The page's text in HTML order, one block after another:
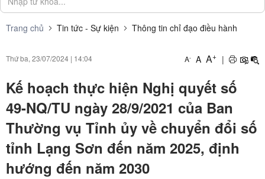
Trang chủ Tin tức - Sự kiện Thông tin chỉ đạo điều hành
Thứ ba, 23/07/2024 | 14:04 A- A A+ |
Kế hoạch thực hiện Nghị quyết số
49-NQ/TU ngày 28/9/2021 của Ban
Thường vụ Tỉnh ủy về chuyển đổi số
tỉnh Lạng Sơn đến năm 2025, định
hướng đến năm 2030